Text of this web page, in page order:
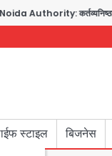
Authority: कर्तव्यनिष्ठा की
स्टाइल बिजनेस